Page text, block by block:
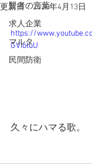
賢者の言葉
求人企業
マルタ
民間防衛
更新日：2020年4月13日
https://
GVIoluU
久々にハマる歌。